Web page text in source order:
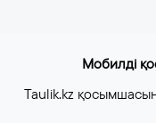
Мобилді
Taulik.kz